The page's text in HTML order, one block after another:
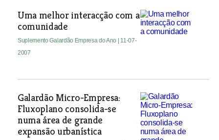
Uma melhor interacção com a
comunidade
Suplemento Galardão Empresa do Ano
| 11-07-
2007
Galardão Micro-Empresa:
Fluxoplano consolida-se
numa área de grande
expansão urbanística